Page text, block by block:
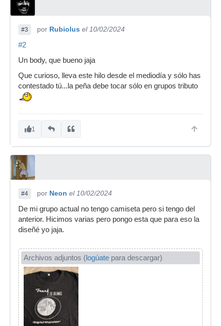
#3 por Rubiolus el 10/02/2024
#2
Un body, que bueno jaja
Que curioso, lleva este hilo desde el mediodía y sólo has
contestado tú...la peña debe tocar sólo en grupos tributo
1
#4 por Neon el 10/02/2024
De mi grupo actual no tengo camiseta pero si tengo del
anterior. Hicimos varias pero pongo esta que para eso la
diseñé yo jaja.
Archivos adjuntos (logúate para descargar)